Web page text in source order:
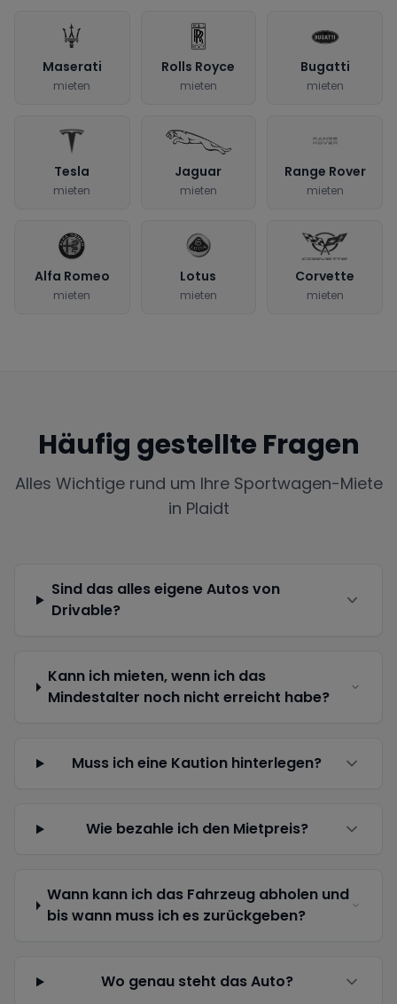
Maserati
mieten
Rolls Royce
mieten
Bugatti
mieten
Tesla
mieten
Jaguar
mieten
Range Rover
mieten
Alfa Romeo
mieten
Lotus
mieten
Corvette
mieten
Häufig gestellte Fragen
Alles Wichtige rund um Ihre Sportwagen-Miete
in Plaidt
Sind das alles eigene Autos von
Drivable?
Kann ich mieten, wenn ich das
Mindestalter noch nicht erreicht habe?
Muss ich eine Kaution hinterlegen?
Wie bezahle ich den Mietpreis?
Wann kann ich das Fahrzeug abholen und
bis wann muss ich es zurückgeben?
Wo genau steht das Auto?